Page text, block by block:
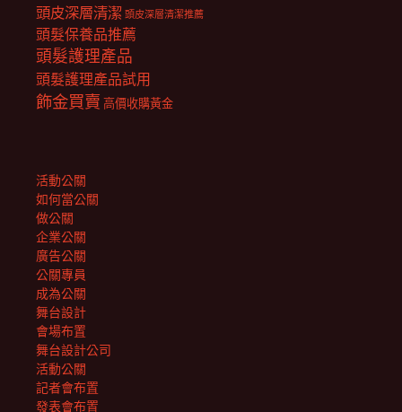
頭皮深層清潔 頭皮深層清潔推薦
頭髮保養品推薦
頭髮護理產品
頭髮護理產品試用
飾金買賣 高價收購黃金
活動公關
如何當公關
做公關
企業公關
廣告公關
公關專員
成為公關
舞台設計
會場布置
舞台設計公司
活動公關
記者會布置
發表會布置